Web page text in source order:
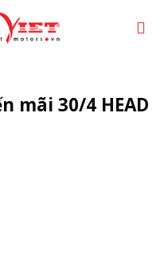
mãi 30/4 HEAD